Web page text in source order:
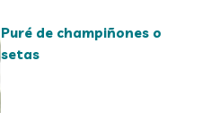
Puré de champiñones o
setas